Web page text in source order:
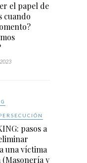
el papel de
cuando
pasos a
una víctima
(Masonería y